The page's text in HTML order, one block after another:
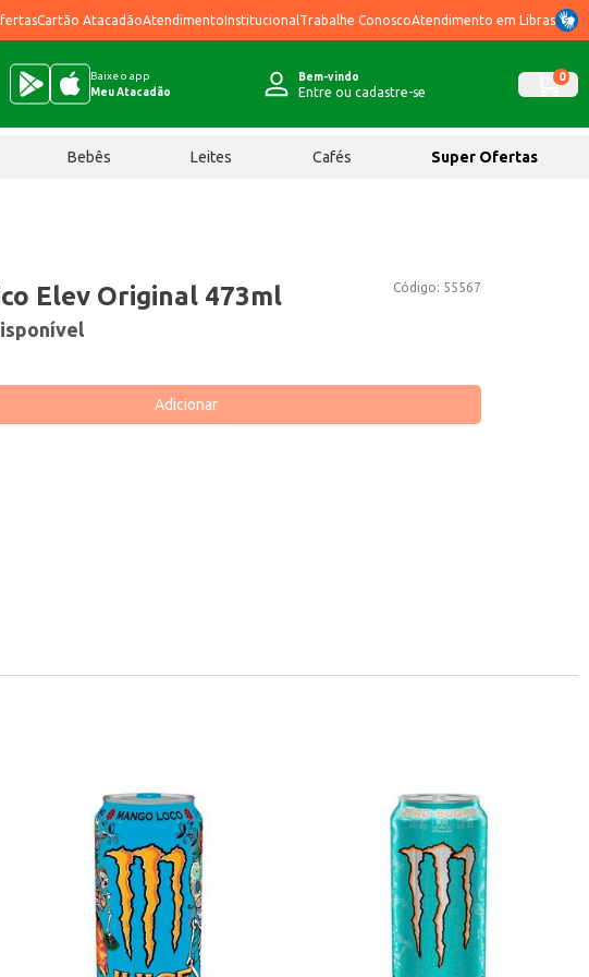
Cartão AtacadãoAtendimentoInstitucional Trabalhe ConoscoAtendimento em Libras
Baixe o app
Meu Atacadão
Bem-vindo
Entre ou cadastre-se
0
Bebês Leites Cafés Super Ofertas
Código: 55567
Elev Original 473ml
Adicionar